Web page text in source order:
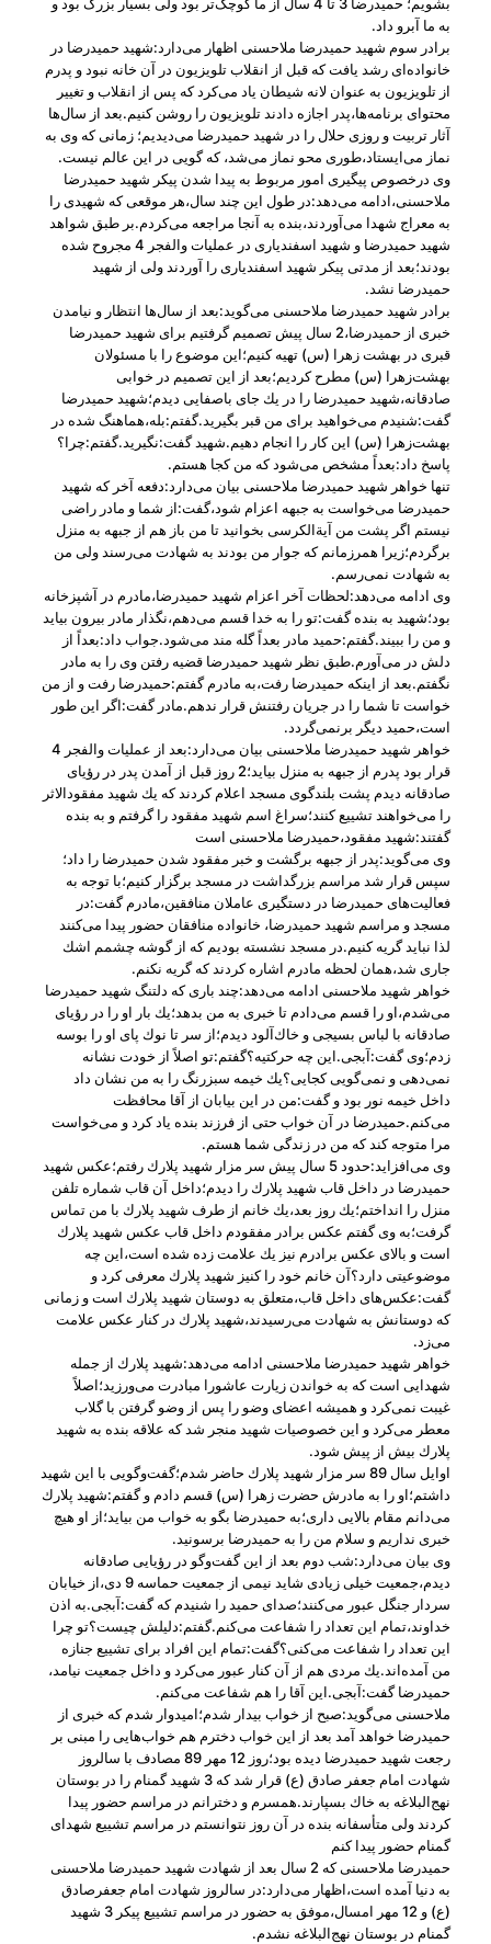
به ما آبرو داد.
برادر سوم شهید حمیدرضا ملاحسنی اظهار می‌دارد:شهید حمیدرضا در
خانواده‌ای رشد یافت كه قبل از انقلاب تلویزیون در آن خانه نبود و پدرم
از تلویزیون به عنوان لانه شیطان یاد می‌كرد كه پس از انقلاب و تغییر
محتوای برنامه‌ها،پدر اجازه دادند تلویزیون را روشن كنیم.بعد از سال‌ها
آثار تربیت و روزی حلال را در شهید حمیدرضا می‌دیدیم؛ زمانی كه وی به
نماز می‌ایستاد،طوری محو نماز می‌شد، كه گویی در این عالم نیست.
وی درخصوص پیگیری امور مربوط به پیدا شدن پیكر شهید حمیدرضا
ملاحسنی،ادامه می‌د‌هد:در طول این چند سال،هر موقعی كه شهیدی را
به معراج شهدا می‌آوردند،بنده به آنجا مراجعه می‌كردم.بر طبق شواهد
شهید حمیدرضا و شهید اسفندیاری در عملیات والفجر 4 مجروح شده
بودند؛بعد از مدتی پیكر شهید اسفندیاری را آوردند ولی از شهید
حمیدرضا نشد.
برادر شهید حمیدرضا ملاحسنی می‌گوید:بعد از سال‌ها انتظار و نیامدن
خبری از حمیدرضا،2 سال پیش تصمیم گرفتیم برای شهید حمیدرضا
قبری در بهشت زهرا (س) تهیه كنیم؛این موضوع را با مسئولان
بهشت‌زهرا (س) مطرح كردیم؛بعد از این تصمیم در خوابی
صادقانه،شهید حمیدرضا را در یك جای باصفایی دیدم؛شهید حمیدرضا
گفت:شنیدم می‌خواهید برای من قبر بگیرید.گفتم:بله،هماهنگ شده در
بهشت‌زهرا (س) این كار را انجام دهیم.شهید گفت:نگیرید.گفتم:چرا؟
پاسخ داد:بعداً مشخص می‌شود كه من كجا هستم.
تنها خواهر شهید حمیدرضا ملاحسنی بیان می‌دارد:دفعه آخر كه شهید
حمیدرضا می‌خواست به جبهه اعزام شود،گفت:از شما و مادر راضی
نیستم اگر پشت من آیةالكرسی بخوانید تا من باز هم از جبهه به منزل
برگردم؛زیرا همرزمانم كه جوار من بودند به شهادت می‌رسند ولی من
به شهادت نمی‌رسم.
وی ادامه می‌دهد:لحظات آخر اعزام شهید حمیدرضا،مادرم در آشپزخانه
بود؛شهید به بنده گفت:تو را به خدا قسم می‌دهم،نگذار مادر بیرون بیاید
و من را ببیند.گفتم:حمید مادر بعداً گله ‌مند می‌شود.جواب داد:بعداً از
دلش در می‌آورم.طبق نظر شهید حمیدرضا قضیه رفتن وی را به مادر
نگفتم.بعد از اینكه حمیدرضا رفت،به مادرم گفتم:حمیدرضا رفت و از من
خواست تا شما را در جریان رفتنش قرار ندهم.مادر گفت:اگر این طور
است،حمید دیگر برنمی‌گردد.
خواهر شهید حمیدرضا ملاحسنی بیان می‌دارد:بعد از عملیات والفجر 4
قرار بود پدرم از جبهه به منزل بیاید؛2 روز قبل از آمدن پدر در رؤیای
صادقانه دیدم پشت بلندگوی مسجد اعلام كردند كه یك شهید مفقودالاثر
را می‌خواهند تشییع ‌كنند؛سراغ اسم شهید مفقود را گرفتم و به بنده
گفتند:شهید مفقود،حمیدرضا ملاحسنی است
وی می‌گوید:پدر از جبهه برگشت و خبر مفقود شدن حمیدرضا را داد؛
سپس قرار شد مراسم بزرگداشت در مسجد برگزار كنیم؛با توجه به
فعالیت‌های حمیدرضا در دستگیری عاملان منافقین،مادرم گفت:در
مسجد و مراسم شهید حمیدرضا، خانواده منافقان حضور پیدا می‌كنند
لذا نباید گریه كنیم.در مسجد نشسته بودیم كه از گوشه چشمم اشك‌
جاری شد،همان لحظه مادرم اشاره كردند كه گریه نكنم.
خواهر شهید ملاحسنی ادامه می‌دهد:چند باری كه دلتنگ شهید حمیدرضا
می‌شدم،‌او را قسم می‌دادم تا خبری به من بدهد؛یك بار او را در رؤیای
صادقانه با لباس بسیجی و خاك‌آلود دیدم؛از سر تا نوك پای او را بوسه
زدم؛وی گفت:آبجی.این چه حركتیه؟گفتم:تو اصلاً از خودت نشانه
نمی‌دهی و نمی‌گویی كجایی؟یك خیمه‌ سبزرنگ را به من نشان داد
داخل خیمه‌ نور بود و گفت:من در این بیابان از آقا محافظت
می‌كنم.حمیدرضا در آن خواب حتی از فرزند بنده یاد كرد و می‌خواست
مرا متوجه كند كه من در زندگی شما هستم.
وی می‌افزاید:حدود 5 سال پیش سر مزار شهید پلارك رفتم؛عكس شهید
حمیدرضا در داخل قاب شهید پلارك را دیدم؛داخل آن قاب شماره تلفن
منزل را انداختم؛یك روز بعد،یك خانم از طرف شهید پلارك با من تماس
گرفت؛به وی گفتم عكس برادر مفقودم داخل قاب عكس شهید پلارك
است و بالای عكس برادرم نیز یك علامت زده شده است،این چه
موضوعیتی دارد؟آن خانم خود را كنیز شهید پلارك معرفی كرد و
گفت:عكس‌های داخل قاب،متعلق به دوستان شهید پلارك است و زمانی
كه دوستانش به شهادت می‌رسیدند،شهید پلارك در كنار عكس علامت
می‌زد.
خواهر شهید حمیدرضا ملاحسنی ادامه می‌دهد:شهید پلارك از جمله
شهدایی است كه به خواندن زیارت عاشورا مبادرت می‌ورزید؛اصلاً
غیبت نمی‌كرد و همیشه اعضای وضو را پس از وضو گرفتن با گلاب
معطر می‌كرد و این خصوصیات شهید منجر شد كه علاقه بنده به شهید
پلارك بیش از پیش شود.
اوایل سال 89 سر مزار شهید پلارك حاضر شدم؛گفت‌وگویی با این شهید
داشتم؛او را به مادرش حضرت زهرا (س) قسم دادم و گفتم:شهید پلارك
می‌دانم مقام بالایی داری؛به حمیدرضا بگو به خواب من بیاید؛از او هیچ
خبری نداریم و سلام من را به حمیدرضا برسونید.
وی بیان می‌دارد:شب دوم بعد از این گفت‌وگو در رؤیایی صادقانه
دیدم،جمعیت خیلی زیادی شاید نیمی از جمعیت حماسه 9 دی،از خیابان
سردار جنگل عبور می‌كنند؛صدای حمید را شنیدم كه گفت:آبجی.به اذن
خداوند،تمام این تعداد را شفاعت می‌كنم.گفتم:دلیلش چیست؟تو چرا
این تعداد را شفاعت می‌كنی؟گفت:تمام این افراد برای تشییع‌ جنازه
من آمده‌اند.یك مردی هم از آن كنار عبور می‌كرد و داخل جمعیت نیامد،
حمیدرضا گفت:آبجی.این آقا را هم شفاعت می‌كنم.
ملاحسنی می‌گوید:صبح از خواب بیدار شدم؛امیدوار شدم كه خبری از
حمیدرضا خواهد آمد بعد از این خواب دخترم هم خواب‌هایی را مبنی بر
رجعت شهید حمیدرضا دیده بود؛روز 12 مهر 89 مصادف با سالروز
شهادت امام جعفر صادق (ع) قرار شد كه 3 شهید گمنام را در بوستان
نهج‌البلاغه به خاك بسپارند.همسرم و دخترانم در مراسم حضور پیدا
كردند ولی متأسفانه بنده در آن روز نتوانستم در مراسم تشییع شهدای
گمنام حضور پیدا كنم
حمیدرضا ملاحسنی كه 2 سال بعد از شهادت شهید حمیدرضا ملاحسنی
به دنیا آمده ‌است،اظهار می‌دارد:در سالروز شهادت امام جعفرصادق
(ع) و 12 مهر امسال،‌موفق به حضور در مراسم تشییع پیكر 3 شهید
گمنام در بوستان نهج‌البلاغه نشدم.